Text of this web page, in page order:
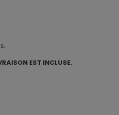
EST INCLUSE.